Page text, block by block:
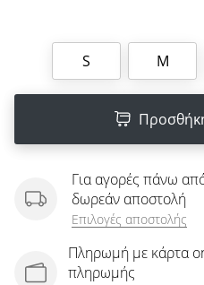
S M
Για αγορές πάνω
δωρεάν αποστολή
Επιλογές αποστολής
Πληρωμή με κάρτα
πληρωμής